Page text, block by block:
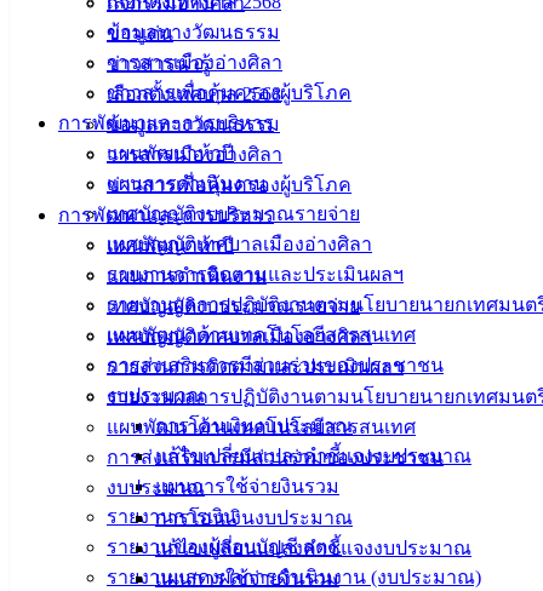
ข้อมูลทางวัฒนธรรม
วารสารเมืองอ่างศิลา
ข่าวสารเพื่อคุ้มครองผู้บริโภค
การพัฒนาและการบริหาร
แผนพัฒนาห้าปี
แผนการดำเนินงาน
เทศบัญญัติงบประมาณรายจ่าย
เทศบัญญัติเทศบาลเมืองอ่างศิลา
รายงานการติดตามและประเมินผลฯ
รายงานผลการปฏิบัติงานตามนโยบายนายกเทศมนต
แผนพัฒนาด้านเทคโนโลยีสารสนเทศ
การส่งเสริมการมีส่วนร่วมของประชาชน
งบประมาณ
การโอนเงินงบประมาณ
แก้ไขเปลี่ยนแปลงคำชี้แจงงบประมาณ
แผนการใช้จ่ายงินรวม
รายงานการเงิน
รายงานของผู้สอบบัญชี สตง.
รายงานแสดงผลการดำเนินงาน (งบประมาณ)
ข่าวเด่น
ข่าวสารน่ารู้
เลือกตั้งเทศบาล 2568
ข้อมูลทางวัฒนธรรม
วารสารเมืองอ่างศิลา
ข่าวสารเพื่อคุ้มครองผู้บริโภค
การพัฒนาและการบริหาร
แผนพัฒนาห้าปี
แผนการดำเนินงาน
เทศบัญญัติงบประมาณรายจ่าย
เทศบัญญัติเทศบาลเมืองอ่างศิลา
รายงานการติดตามและประเมินผลฯ
รายงานผลการปฏิบัติงานตามนโยบายนายกเทศมนต
แผนพัฒนาด้านเทคโนโลยีสารสนเทศ
การส่งเสริมการมีส่วนร่วมของประชาชน
งบประมาณ
การโอนเงินงบประมาณ
แก้ไขเปลี่ยนแปลงคำชี้แจงงบประมาณ
แผนการใช้จ่ายงินรวม